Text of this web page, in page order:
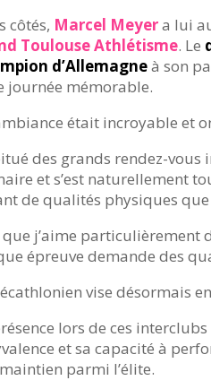
côtés, Marcel Meyera lui
Toulouse Athlétisme. Le
d’Allemagneà son
journée mémorable.
était incroyable et
des grands rendez-vous
et s’est naturellement
de qualités physiques
que j’aime particulièrement
épreuve demande des
vise désormais
lors de ces
et sa capacité à
parmi l’élite.